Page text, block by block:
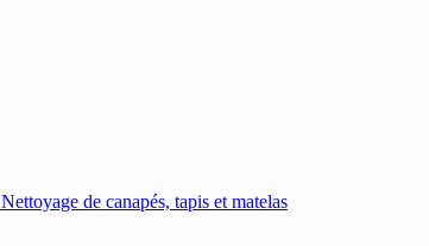
Nettoyage de canapés, tapis et matelas